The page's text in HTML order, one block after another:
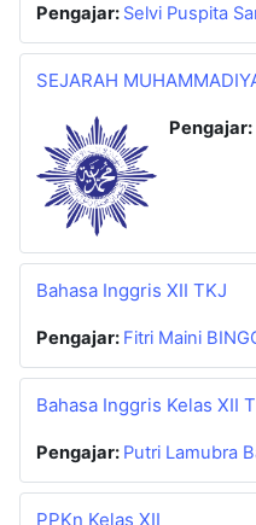
Pengajar: Selvi Puspita
SEJARAH
Pengajar:
Bahasa Inggris XII TKJ
Pengajar: Fitri Maini
Bahasa Inggris Kelas XII
Pengajar: Putri Lamubra
PPKn Kelas XII